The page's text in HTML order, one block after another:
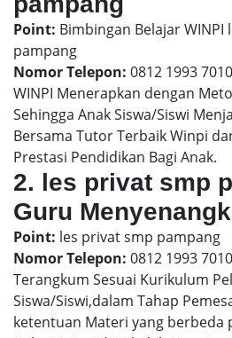
Point: Bimbingan Belajar WINPI
pampang
Nomor Telepon: 0812 1993
WINPI Menerapkan dengan
Sehingga Anak Siswa/Siswi
Bersama Tutor Terbaik Winpi
Prestasi Pendidikan Bagi Anak.
2. les privat smp
Guru
Point: les privat smp pampang
Nomor Telepon: 0812 1993
Terangkum Sesuai Kurikulum
Siswa/Siswi,dalam Tahap
ketentuan Materi yang berbeda